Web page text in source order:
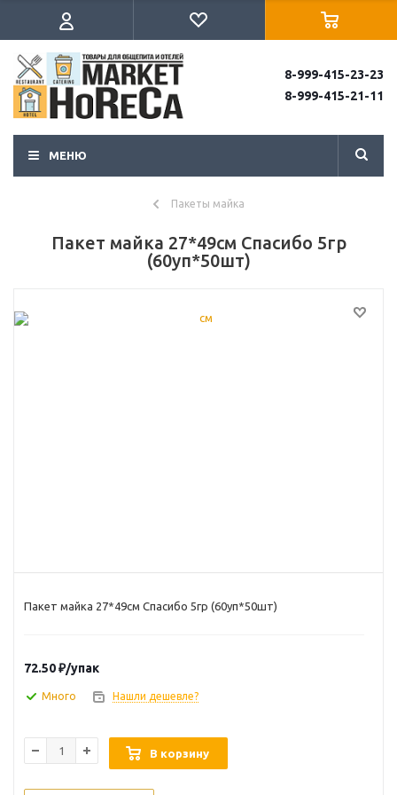
8-999-415-23-23
8-999-415-21-11
МЕНЮ
Пакеты майка
Пакет майка 27*49см Спасибо 5гр
(60уп*50шт)
Пакет майка 27*49см Спасибо 5гр (60уп*50шт)
72.50₽/упак
Много Нашли дешевле?
В корзину